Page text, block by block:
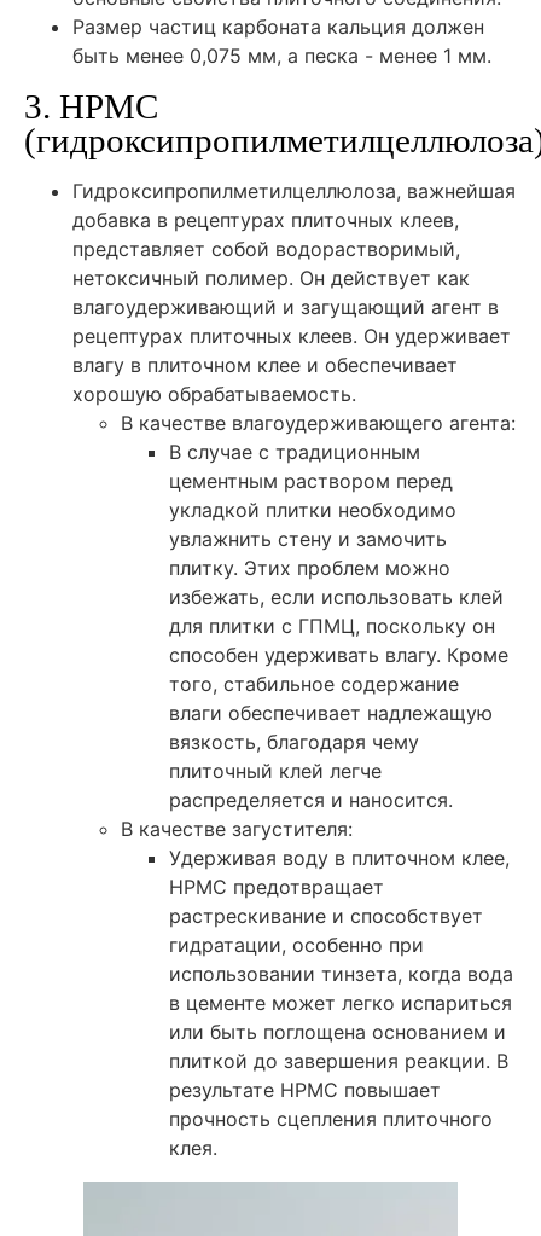
Размер частиц карбоната кальция должен
быть менее 0,075 мм, а песка - менее 1 мм.
3. HPMC
Гидроксипропилметилцеллюлоза, важнейшая
добавка в рецептурах плиточных клеев,
представляет собой водорастворимый,
нетоксичный полимер. Он действует как
влагоудерживающий и загущающий агент в
рецептурах плиточных клеев. Он удерживает
влагу в плиточном клее и обеспечивает
хорошую обрабатываемость.
В качестве влагоудерживающего агента:
В случае с традиционным
цементным раствором перед
укладкой плитки необходимо
увлажнить стену и замочить
плитку. Этих проблем можно
избежать, если использовать клей
для плитки с ГПМЦ, поскольку он
способен удерживать влагу. Кроме
того, стабильное содержание
влаги обеспечивает надлежащую
вязкость, благодаря чему
плиточный клей легче
распределяется и наносится.
В качестве загустителя:
Удерживая воду в плиточном клее,
HPMC предотвращает
растрескивание и способствует
гидратации, особенно при
использовании тинзета, когда вода
в цементе может легко испариться
или быть поглощена основанием и
плиткой до завершения реакции. В
результате HPMC повышает
прочность сцепления плиточного
клея.